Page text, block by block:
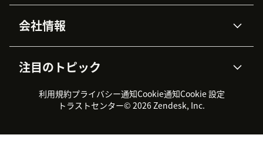
高度なデータプライバシーと
データ保護
ナレッジベース
ワークフォースマネジメント
カスタマーポータル
APIと開発者向け情報
AI研究
イベント情報
導入事例
トライアル体験とFAQ
会社情報
採用情報
インクルージョン＆ビロンギ
サステナビリティレポート
Zendesk Foundation
注目のトピック
CX Trends 2026
製品のアップデート情報
カスタマーサポートツール
ヘルプデスク向けチケット管
利用規約プライバシー通知Cookie通知Cookie 設定
トラストセンター© 2026 Zendesk, Inc.